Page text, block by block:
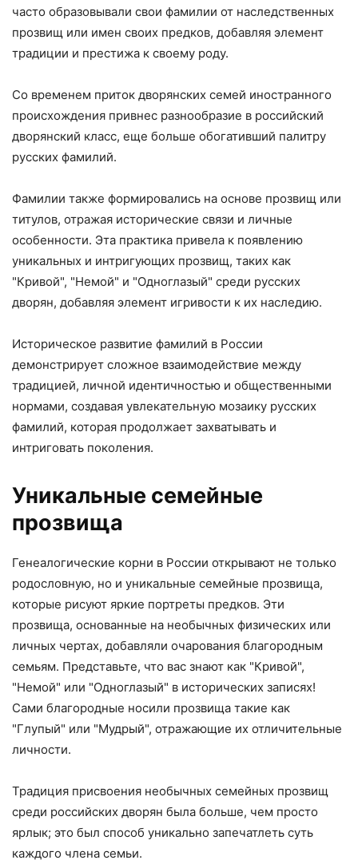
часто образовывали свои фамилии от наследственных
прозвищ или имен своих предков, добавляя элемент
традиции и престижа к своему роду.
Со временем приток дворянских семей иностранного
происхождения привнес разнообразие в российский
дворянский класс, еще больше обогативший палитру
русских фамилий.
Фамилии также формировались на основе прозвищ или
титулов, отражая исторические связи и личные
особенности. Эта практика привела к появлению
уникальных и интригующих прозвищ, таких как
"Кривой", "Немой" и "Одноглазый" среди русских
дворян, добавляя элемент игривости к их наследию.
Историческое развитие фамилий в России
демонстрирует сложное взаимодействие между
традицией, личной идентичностью и общественными
нормами, создавая увлекательную мозаику русских
фамилий, которая продолжает захватывать и
интриговать поколения.
Уникальные семейные
прозвища
Генеалогические корни в России открывают не только
родословную, но и уникальные семейные прозвища,
которые рисуют яркие портреты предков. Эти
прозвища, основанные на необычных физических или
личных чертах, добавляли очарования благородным
семьям. Представьте, что вас знают как "Кривой",
"Немой" или "Одноглазый" в исторических записях!
Сами благородные носили прозвища такие как
"Глупый" или "Мудрый", отражающие их отличительные
личности.
Традиция присвоения необычных семейных прозвищ
среди российских дворян была больше, чем просто
ярлык; это был способ уникально запечатлеть суть
каждого члена семьи.